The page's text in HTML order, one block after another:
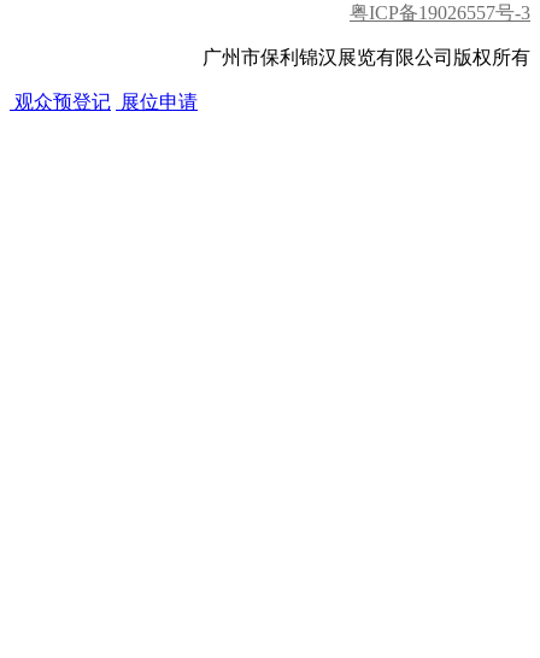
粤ICP备19026557号-3
广州市保利锦汉展览有限公司版权所有
观众预登记 展位申请